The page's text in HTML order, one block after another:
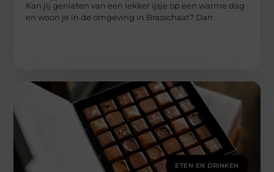
Kan jij genieten van een lekker ijsje op een warme dag
en woon je in de omgeving in Brasschaat? Dan
ETEN EN DRINKEN